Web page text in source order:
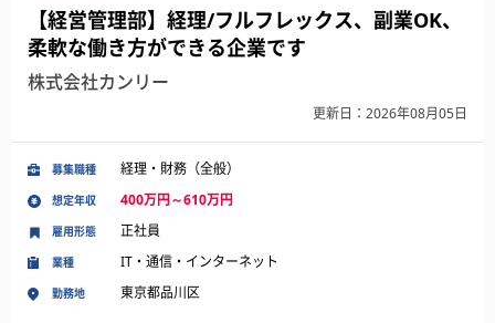
【経営管理部】経理/フルフレックス、副業OK、
柔軟な働き方ができる企業です
株式会社カンリー
更新日：2026年08月05日
募集職種 経理・財務（全般）
想定年収 400万円～610万円
業種 IT・通信・インターネット
勤務地 東京都品川区
雇用形態 正社員